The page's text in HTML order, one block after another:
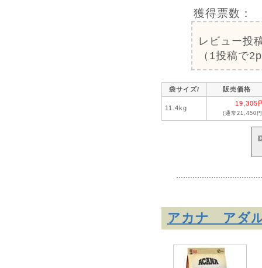
獲得票数：
レビュー投
（1投稿で
袋サイズ/ 販売価格
11.4kg
19,305
(通常21,450
アカナ アダ